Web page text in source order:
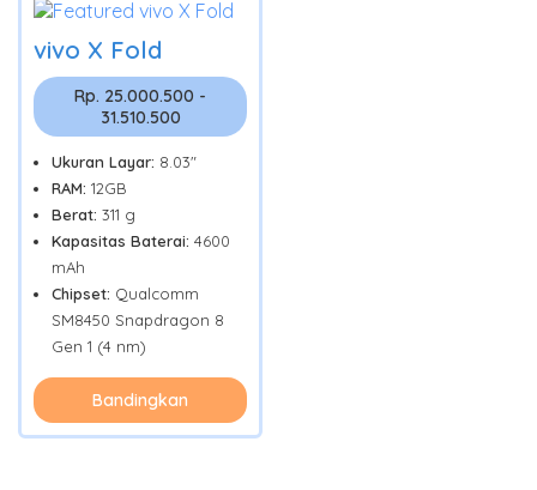
vivo X Fold
Rp. 25.000.500 -
31.510.500
Ukuran Layar: 8.03"
RAM: 12GB
Berat: 311 g
Kapasitas Baterai: 4600
mAh
Chipset: Qualcomm
SM8450 Snapdragon 8
Gen 1 (4 nm)
Bandingkan